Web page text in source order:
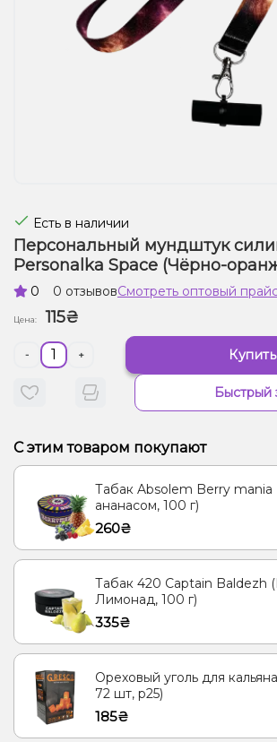
Жидкости для электронных сигарет
Есть в наличии
Персональный мундштук
Personalka Space (Чёрно-
0 0 отзывовСмотреть оптовый
Цена: 115₴
- + Купить
Быстрый
С этим товаром покупают
Табак Absolem Berry mania
ананасом, 100 г)
260₴
Табак 420 Captain Baldezh
Лимонад, 100 г)
335₴
Ореховый уголь для
72 шт, р25)
185₴